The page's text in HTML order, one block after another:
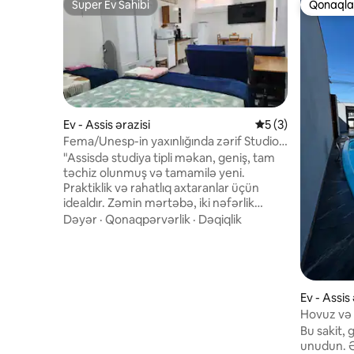
Super Ev Sahibi
Super Ev Sahibi
Ev - Assis ərazisi Ortalama reytinq
5 (3)
Fema/Unesp-in yaxınlığında zərif Studio
üslublu ev.
"Assisdə studiya tipli məkan, geniş, tam
təchiz olunmuş və tamamilə yeni.
Praktiklik və rahatlıq axtaranlar üçün
idealdır. Zəmin mərtəbə, iki nəfərlik
çarpayı, bir nəfərlik çarpayı və yataq-
Dəyər · Qonaqpərvərlik · Dəqiqlik
Ev -
Hovuz və
Bu sakit,
unudun.